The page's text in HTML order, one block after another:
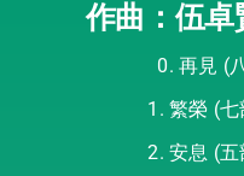
作曲：伍
0. 再見 (
1. 繁榮 (
2. 安息 (